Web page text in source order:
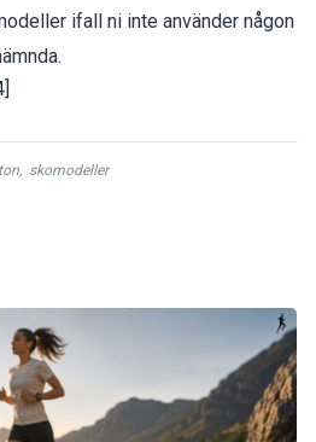
ifall ni inte använder någon
, skomodeller